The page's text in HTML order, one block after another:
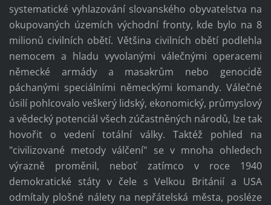
systematické vyhlazování slovanského obyvatelstva na
okupovaných územích východní fronty, kde bylo na 8
milionů civilních obětí. Většina civilních obětí podlehla
nemocem a hladu vyvolanými válečnými operacemi
německé armády a masakrům nebo genocidě
páchanými speciálními německými komandy. Válečné
úsilí pohlcovalo veškerý lidský, ekonomický, průmyslový
a vědecký potenciál všech zúčastněných národů, lze tak
hovořit o vedení totální války. Taktéž pohled na
"civilizované metody válčení" se v mnoha ohledech
výrazně proměnil, neboť zatímco v roce 1940
demokratické státy v čele s Velkou Británií a USA
odmítaly plošné nálety na nepřátelská města, posléze